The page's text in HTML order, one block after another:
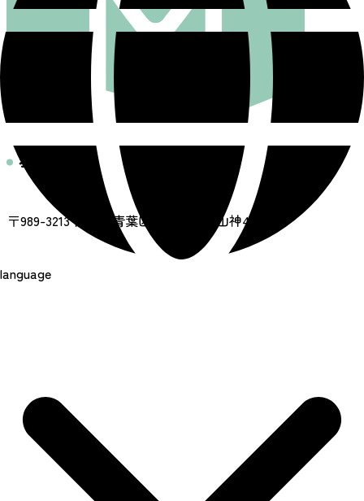
language
基本情報
〒989-3213 仙台市青葉区大倉字上下山神4-4